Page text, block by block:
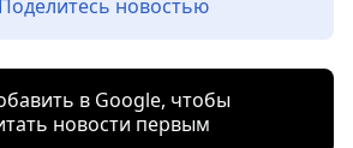
Поделитесь новостью
в Google, чтобы
новости первым